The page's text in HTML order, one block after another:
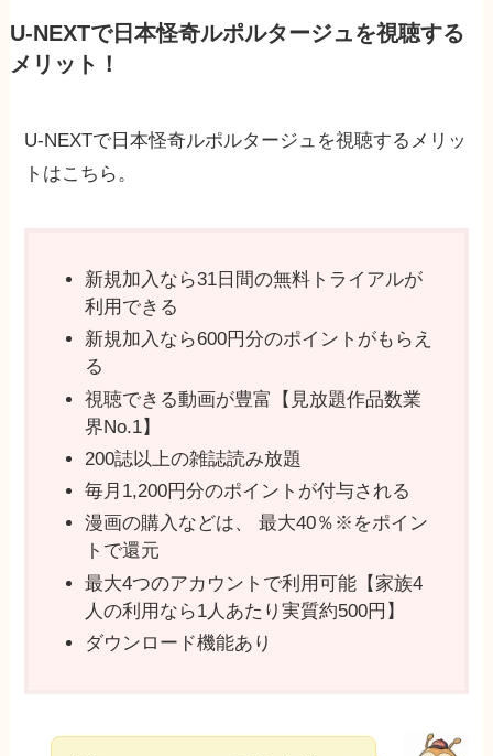
U-NEXTで日本怪奇ルポルタージュを視聴する
メリット！
U-NEXTで日本怪奇ルポルタージュを視聴するメリッ
トはこちら。
新規加入なら31日間の無料トライアルが
利用できる
新規加入なら600円分のポイントがもらえ
る
視聴できる動画が豊富【見放題作品数業
界No.1】
200誌以上の雑誌読み放題
毎月1,200円分のポイントが付与される
漫画の購入などは、 最⼤40％※をポイン
トで還元
最⼤4つのアカウントで利用可能【家族4
⼈の利⽤なら1⼈あたり実質約500円】
ダウンロード機能あり